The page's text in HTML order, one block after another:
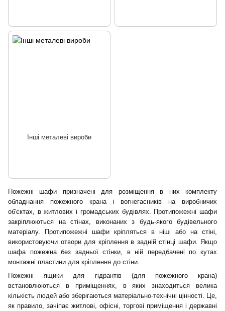
Пожежні шафи призначені для розміщення в них комплекту
обладнання пожежного крана і вогнегасників на виробничих
об'єктах, в житлових і громадських будівлях. Протипожежні шафи
закріплюються на стінах, виконаних з будь-якого будівельного
матеріалу. Протипожежні шафи кріпляться в ніші або на стіні,
використовуючи отвори для кріплення в задній стінці шафи. Якщо
шафа пожежнабез задньої стінки, в ній передбачені по кутах
монтажні пластини для кріплення до стіни.
Пожежні ящики для гідрантів (для пожежного крана)
встановлюються в приміщеннях, в яких знаходиться велика
кількість людей або зберігаються матеріально-технічні цінності. Це,
як правило, зачіпає житлові, офісні, торгові приміщення і державні
Інші металеві вироби